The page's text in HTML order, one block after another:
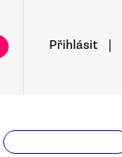
Přihlásit